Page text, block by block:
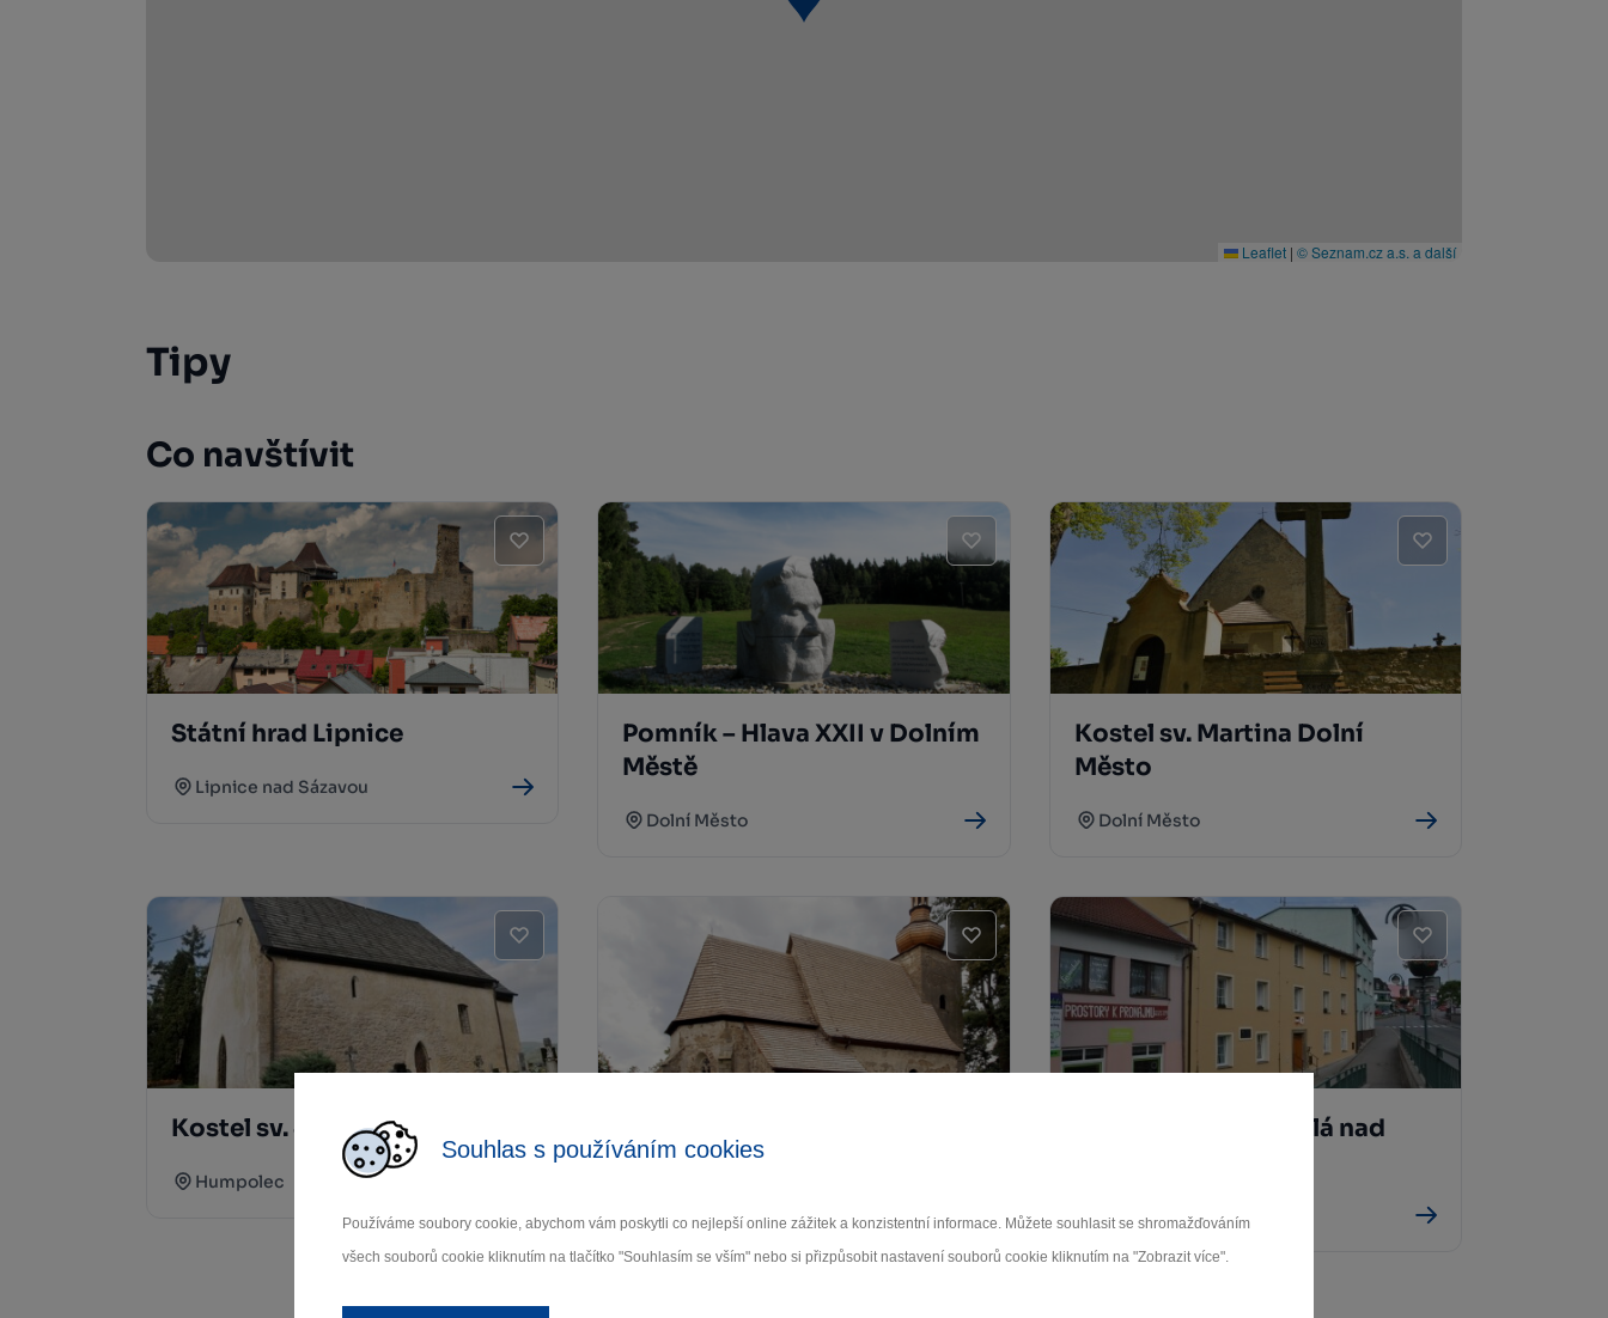
Souhlas s používáním cookies
Používáme soubory cookie, abychom vám poskytli co nejlepší online zážitek a konzistentní informace. Můžete souhlasit se shromažďováním
všech souborů cookie kliknutím na tlačítko "Souhlasím se vším" nebo si přizpůsobit nastavení souborů cookie kliknutím na "Zobrazit více".
Leaflet | © Seznam.cz a.s. a další
Tipy
Co navštívit
Státní hrad Lipnice
Lipnice nad Sázavou
Pomník – Hlava XXII v Dolním
Městě
Dolní Město
Kostel sv. Martina Dolní
Město
Dolní Město
Kostel sv. Jiří v Řečici
Humpolec
Městský špitál Světlá nad
Světlá nad Sázavou